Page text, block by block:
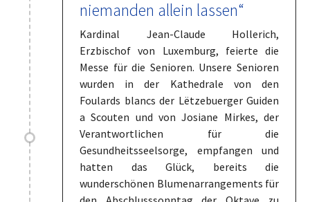
niemanden allein lassen“
Kardinal Jean-Claude Hollerich,
Erzbischof von Luxemburg, feierte die
Messe für die Senioren. Unsere Senioren
wurden in der Kathedrale von den
Foulards blancs der Lëtzebuerger Guiden
a Scouten und von Josiane Mirkes, der
Verantwortlichen für die
Gesundheitsseelsorge, empfangen und
hatten das Glück, bereits die
wunderschönen Blumenarrangements für